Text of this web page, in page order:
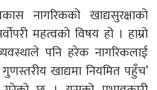
नागरिकको खाद्यसुरक्षाको
महत्वको विषय हो । हाम्रो
पनि हरेक नागरिकलाई
खाद्यमा नियमित पहुँच’